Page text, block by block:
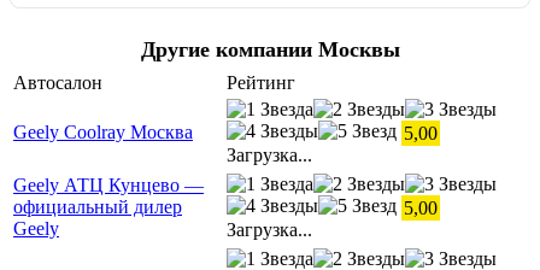
Другие компании Москвы
Автосалон Рейтинг
Geely Coolray Москва
5,00
Загрузка...
Geely АТЦ Кунцево —
официальный дилер
Geely
5,00
Загрузка...